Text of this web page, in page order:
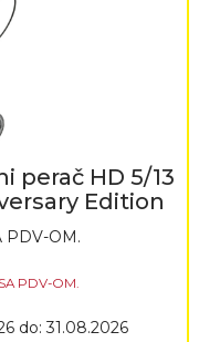
perač HD 5/13
Edition
PDV-OM.
SA PDV-OM.
do: 31.08.2026